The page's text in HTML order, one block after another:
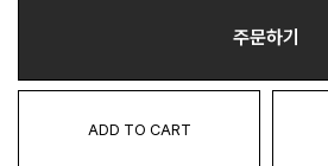
주문하기
ADD TO CART